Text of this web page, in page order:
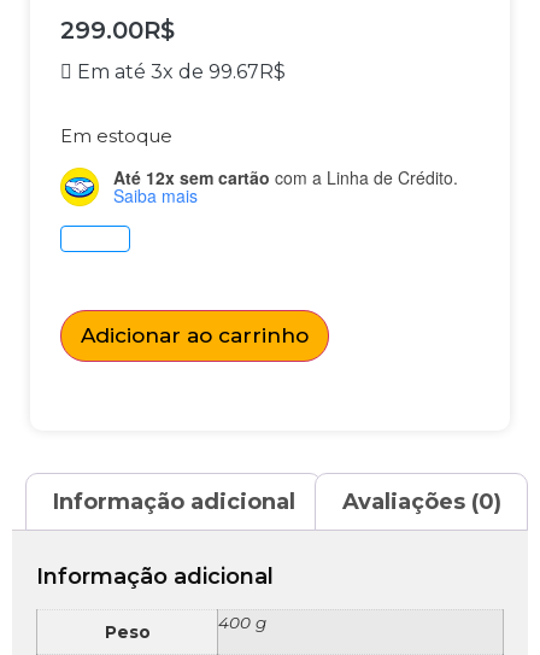
299.00R$
Em até 3x de 99.67R$
Em estoque
Até 12x sem cartão com a Linha de Crédito.
Saiba mais
Adicionar ao carrinho
Informação adicional Avaliações (0)
Informação adicional
Peso 400 g